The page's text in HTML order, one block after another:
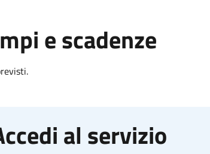
e scadenze
al servizio